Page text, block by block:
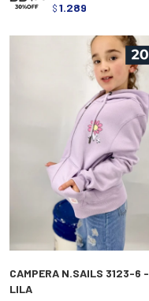
$ 1.289
CAMPERA N.SAILS 3123-6 -
LILA